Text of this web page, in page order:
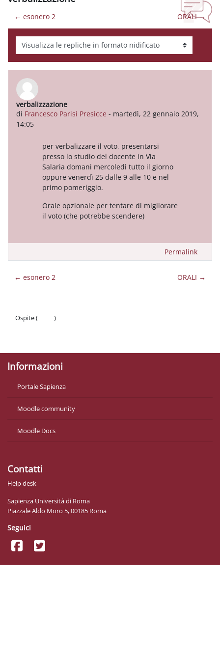
← esonero 2 ORALI →
Modalità visualizzazione
verbalizzazione
di Francesco Parisi Presicce - martedì, 22 gennaio 2019,
14:05
Numero di risposte: 0
per verbalizzare il voto, presentarsi
presso lo studio del docente in Via
Salaria domani mercoledì tutto il giorno
oppure venerdì 25 dalle 9 alle 10 e nel
primo pomeriggio.
Orale opzionale per tentare di migliorare
il voto (che potrebbe scendere)
Permalink
← esonero 2 ORALI →
Ospite (
)
Informazioni
Portale Sapienza
Moodle community
Moodle Docs
Contatti
Help desk
Sapienza Università di Roma
Piazzale Aldo Moro 5, 00185 Roma
Seguici